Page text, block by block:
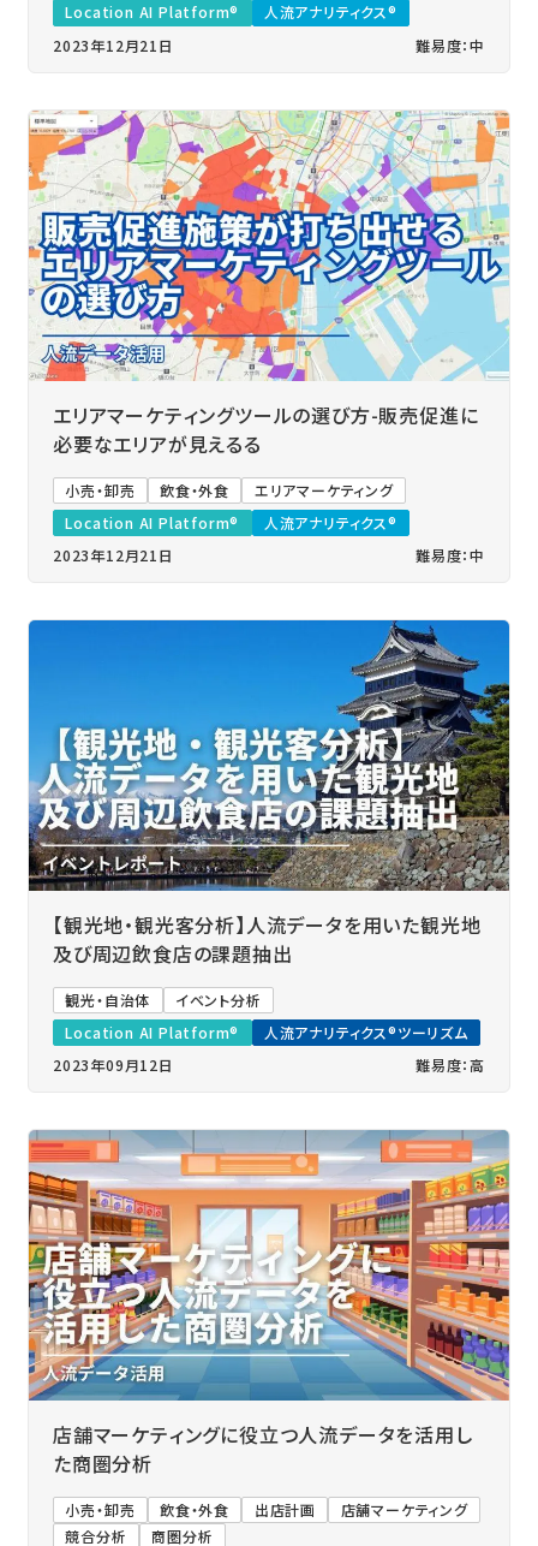
Location AI Platform®
人流アナリティクス®
2023年12月21日
難易度：中
エリアマーケティングツールの選び方-販売促進に
必要なエリアが見えるる
小売・卸売 飲食・外食
エリアマーケティング
Location AI Platform®
人流アナリティクス®
2023年12月21日
難易度：中
【観光地・観光客分析】人流データを用いた観光地
及び周辺飲食店の課題抽出
観光・自治体
イベント分析
Location AI Platform®
人流アナリティクス®ツーリズム
2023年09月12日
難易度：高
店舗マーケティングに役立つ人流データを活用し
た商圏分析
小売・卸売 飲食・外食 出店計画
店舗マーケティング
競合分析
商圏分析